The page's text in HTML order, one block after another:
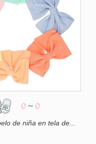
0 ~0
de niña en tela de...